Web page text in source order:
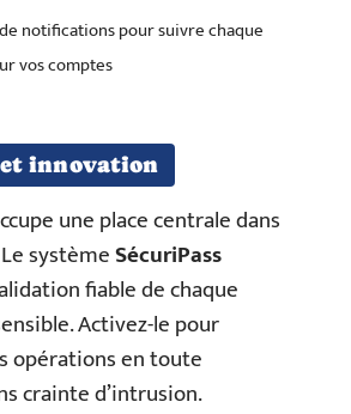
notifications pour suivre chaque
vos comptes
innovation
une place centrale dans
systèmeSécuriPass
fiable de chaque
Activez-le pour
opérations en toute
crainte d’intrusion.